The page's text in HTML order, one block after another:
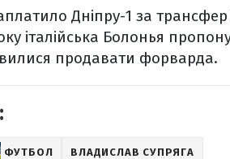
Дніпру-1 за
італійська Болонья
продавати форварда.
ФУТБОЛ ВЛАДИСЛАВ СУПРЯГА